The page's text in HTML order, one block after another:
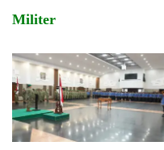
Militer